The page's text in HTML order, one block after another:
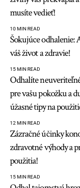
musíte vedieť!
10 MIN READ
Šokujúce odhalenie:
váš život a zdravie!
15 MIN READ
Odhalíte
pre vašu pokožku a
úžasné tipy na
12 MIN READ
Zázračné účinky
zdravotné výhody a
použitia!
15 MIN READ